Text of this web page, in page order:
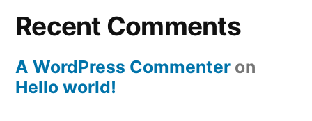
Recent Comments
A WordPress Commenter on
Hello world!